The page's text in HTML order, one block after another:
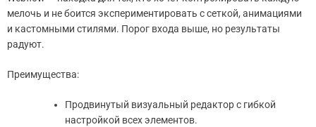
мелочь и не боится экспериментировать с сеткой, анимациями
и кастомными стилями. Порог входа выше, но результаты
радуют.
Преимущества:
Продвинутый визуальный редактор с гибкой
настройкой всех элементов.